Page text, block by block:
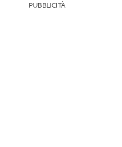
PUBBLICITÀ